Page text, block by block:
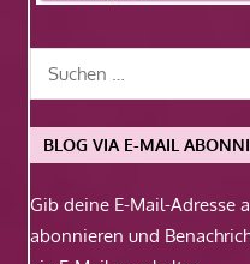
BLOG VIA E-MAIL
Gib deine E-Mail-Adresse
abonnieren und